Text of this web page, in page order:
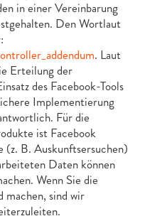
in einer Vereinbarung
Den Wortlaut
. Laut
Erteilung der
des Facebook-Tools
Implementierung
Für die
ist Facebook
B. Auskunftsersuchen)
Daten können
Wenn Sie die
sind wir